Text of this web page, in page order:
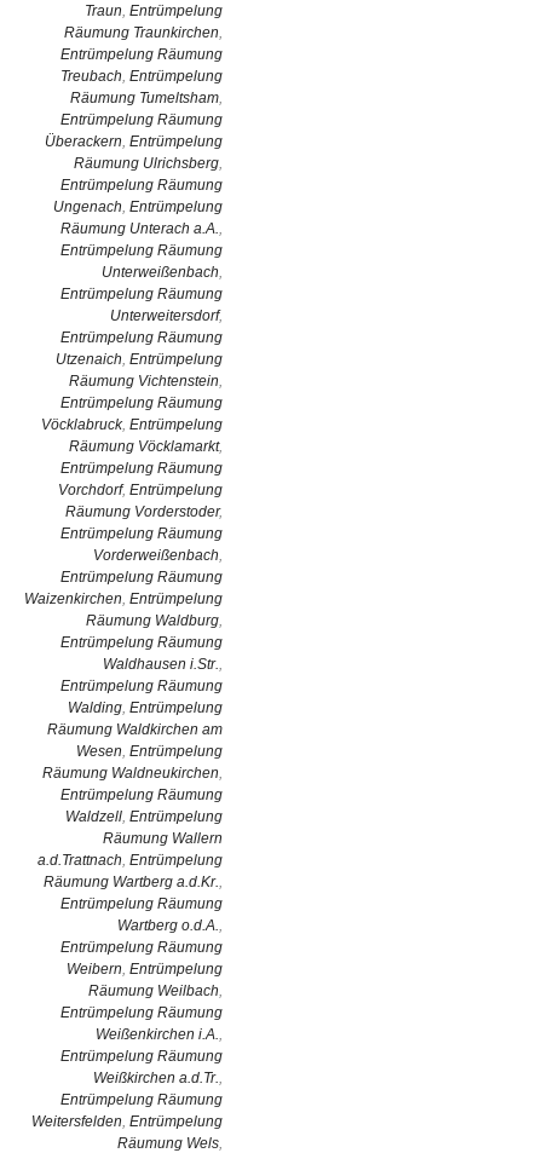
Traun, Entrümpelung
Räumung Traunkirchen,
Entrümpelung Räumung
Treubach, Entrümpelung
Räumung Tumeltsham,
Entrümpelung Räumung
Überackern, Entrümpelung
Räumung Ulrichsberg,
Entrümpelung Räumung
Ungenach, Entrümpelung
Räumung Unterach a.A.,
Entrümpelung Räumung
Unterweißenbach,
Entrümpelung Räumung
Unterweitersdorf,
Entrümpelung Räumung
Utzenaich, Entrümpelung
Räumung Vichtenstein,
Entrümpelung Räumung
Vöcklabruck, Entrümpelung
Räumung Vöcklamarkt,
Entrümpelung Räumung
Vorchdorf, Entrümpelung
Räumung Vorderstoder,
Entrümpelung Räumung
Vorderweißenbach,
Entrümpelung Räumung
Waizenkirchen, Entrümpelung
Räumung Waldburg,
Entrümpelung Räumung
Waldhausen i.Str.,
Entrümpelung Räumung
Walding, Entrümpelung
Räumung Waldkirchen am
Wesen, Entrümpelung
Räumung Waldneukirchen,
Entrümpelung Räumung
Waldzell, Entrümpelung
Räumung Wallern
a.d.Trattnach, Entrümpelung
Räumung Wartberg a.d.Kr.,
Entrümpelung Räumung
Wartberg o.d.A.,
Entrümpelung Räumung
Weibern, Entrümpelung
Räumung Weilbach,
Entrümpelung Räumung
Weißenkirchen i.A.,
Entrümpelung Räumung
Weißkirchen a.d.Tr.,
Entrümpelung Räumung
Weitersfelden, Entrümpelung
Räumung Wels,